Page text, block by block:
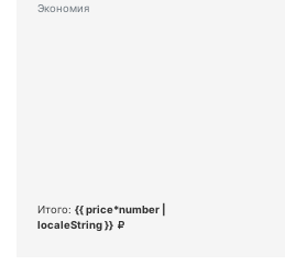
Экономия
Итого: {{ price*number |
localeString }}